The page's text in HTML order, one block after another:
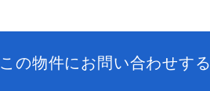
この物件にお問い合わせする